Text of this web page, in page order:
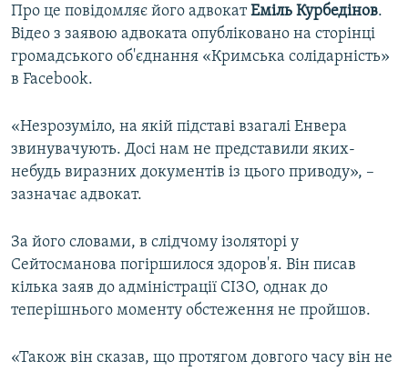
Про це повідомляє його адвокатЕміль Курбедінов.
Відео з заявою адвоката опубліковано на сторінці
громадського об'єднання «Кримська солідарність»
в Facebook.
«Незрозуміло, на якій підставі взагалі Енвера
звинувачують. Досі нам не представили яких-
небудь виразних документів із цього приводу», –
зазначає адвокат.
За його словами, в слідчому ізоляторі у
Сейтосманова погіршилося здоров'я. Він писав
кілька заяв до адміністрації СІЗО, однак до
теперішнього моменту обстеження не пройшов.
«Також він сказав, що протягом довгого часу він не